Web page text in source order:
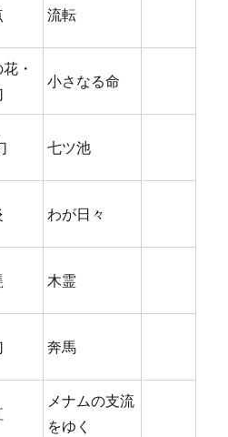
流転
・
小さなる命
七ツ池
わが日々
木霊
奔馬
メナムの支流
をゆく